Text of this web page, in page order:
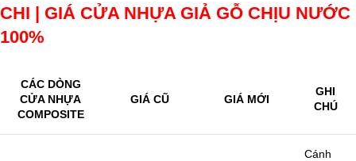
CHI | GIÁ CỬA NHỰA GIẢ GỖ CHỊU NƯỚC
100%
CÁC DÒNG
CỬA NHỰA
COMPOSITE
GIÁ CŨ GIÁ MỚI
GHI
CHÚ
Cánh